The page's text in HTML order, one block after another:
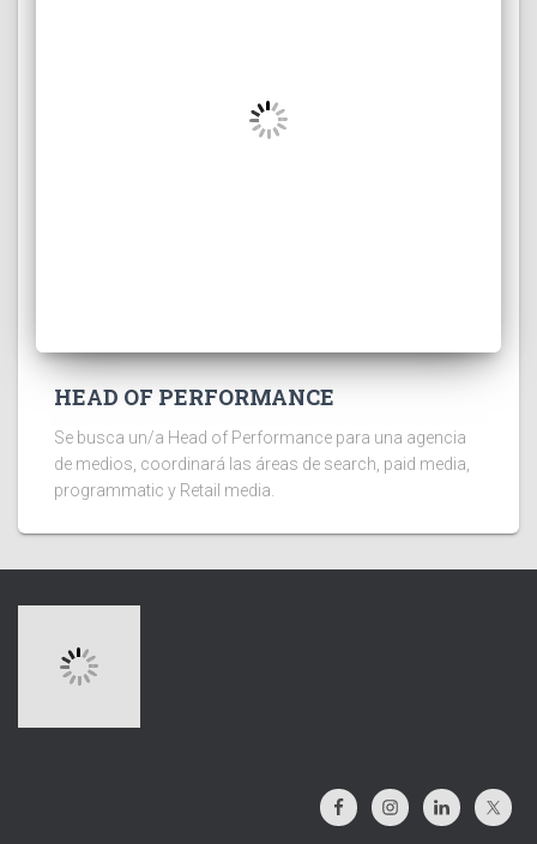
HEAD OF PERFORMANCE
Se busca un/a Head of Performance para una agencia
de medios, coordinará las áreas de search, paid media,
programmatic y Retail media.